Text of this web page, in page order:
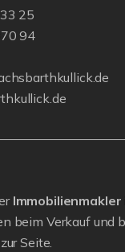
25
94
Immobilienmakler
beim Verkauf und
Seite.